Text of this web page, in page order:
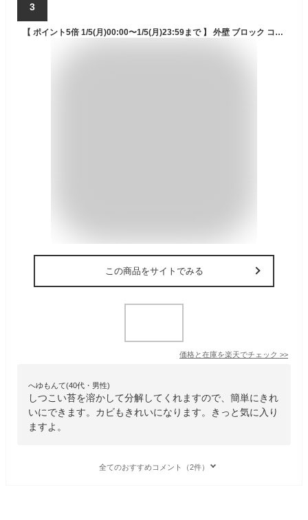
3
【 ポイント5倍 1/5(月)00:00〜1/5(月)23:59まで 】 外壁 ブロック コケ取り剤 スプレー アズマジック CH865 アズマ工業 | 強力 苔 コケ 苔取り コケ取り コケ落とし 除去 クリーナー 屋外 屋外用 ベランダ 壁 塀 エクステリア コンクリート
この商品をサイトでみる
価格と在庫を楽天でチェック >>
へゆもんて(40代・男性)
しつこい苔を溶かして分解してくれますので、簡単にきれ
いにできます。カビもきれいになります。きっと気に入り
ますよ。
全てのおすすめコメント（2件）